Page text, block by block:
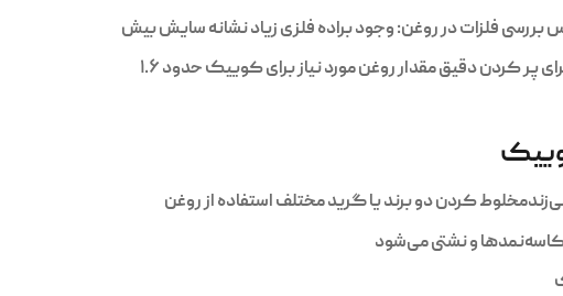
فلزات در روغن: وجود براده فلزی زیاد نشانه سایش بیش‌
پر کردن دقیق مقدار روغن مورد نیاز برای کوییک حدود ۱.۶